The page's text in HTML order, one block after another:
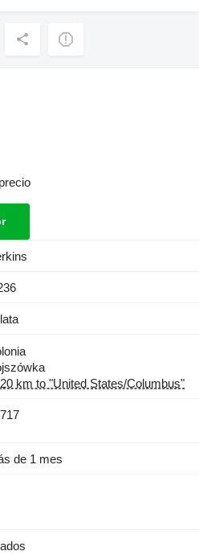
km to "United States/Columbus"
de 1 mes